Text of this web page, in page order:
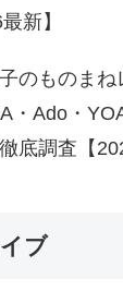
新】
のものまね
・Ado・
底調査【
ブ